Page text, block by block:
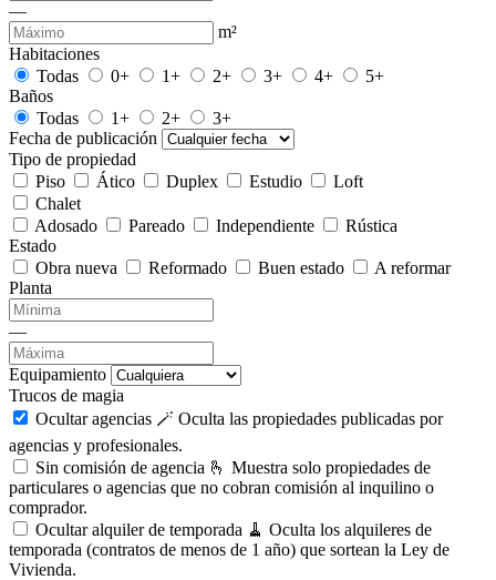
—
m²
Habitaciones
Todas
0+ 1+ 2+ 3+ 4+
5+
Baños
Todas
1+ 2+
3+
Fecha de publicación
Tipo de propiedad
Piso
Ático Duplex Estudio
Loft
Chalet
Adosado
Pareado Independiente
Rústica
Estado
Obra nueva
Reformado Buen estado
A reformar
Planta
—
Equipamiento
Trucos de magia
Ocultar agencias 🪄 Oculta las propiedades publicadas por
agencias y profesionales.
Sin comisión de agencia 🫰 Muestra solo propiedades de
particulares o agencias que no cobran comisión al inquilino o
comprador.
Ocultar alquiler de temporada 🧹 Oculta los alquileres de
temporada (contratos de menos de 1 año) que sortean la Ley de
Vivienda.